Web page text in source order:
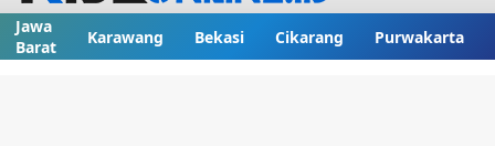
Jawa
Barat
Karawang Bekasi Cikarang Purwakarta